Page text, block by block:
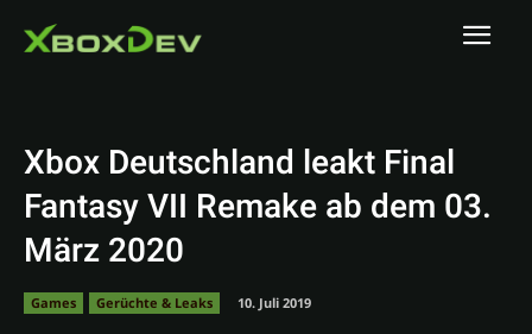
Xbox Deutschland leakt Final
Fantasy VII Remake ab dem 03.
März 2020
Games Gerüchte & Leaks 10. Juli 2019